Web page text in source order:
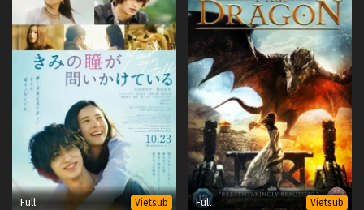
Full Vietsub Full Vietsub